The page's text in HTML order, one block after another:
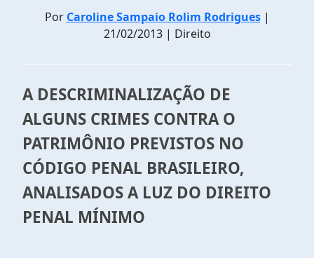
Por Caroline Sampaio Rolim Rodrigues|
21/02/2013 | Direito
A DESCRIMINALIZAÇÃO DE
ALGUNS CRIMES CONTRA O
PATRIMÔNIO PREVISTOS NO
CÓDIGO PENAL BRASILEIRO,
ANALISADOS A LUZ DO DIREITO
PENAL MÍNIMO